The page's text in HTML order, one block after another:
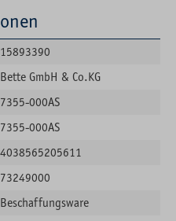
15893390
Bette GmbH & Co.KG
7355-000AS
7355-000AS
4038565205611
73249000
Beschaffungsware